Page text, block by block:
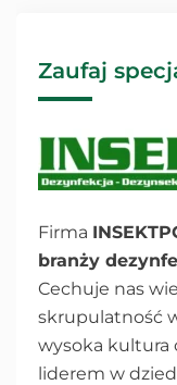
Zaufaj
Firma
branży
Cechuje nas
skrupulatność
wysoka kultura
liderem w